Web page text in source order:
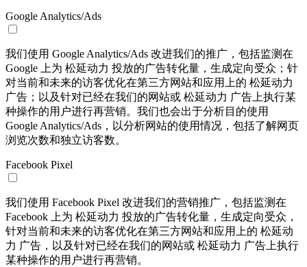
Google Analytics/Ads
我们使用 Google Analytics/Ads 改进我们的推广，包括监测在
Google 上为 松延动力 投放的广告转化量，生成定向受众；针
对当前和未来的访客优化在第三方网站和应用上的 松延动力
广告；以及针对已经在我们的网站或 松延动力 广告上执行某
种操作的用户进行再营销。我们也会出于分析目的使用
Google Analytics/Ads，以分析网站的使用情况，包括了解网页
浏览次数和独立访客数。
Facebook Pixel
我们使用 Facebook Pixel 改进我们的营销推广，包括监测在
Facebook 上为 松延动力 投放的广告转化量，生成定向受众，
针对当前和未来的访客优化在第三方网站和应用上的 松延动
力 广告，以及针对已经在我们的网站或 松延动力 广告上执行
某种操作的用户进行再营销。